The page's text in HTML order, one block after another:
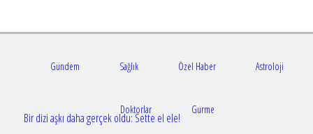
Bir dizi aşkı daha gerçek oldu: Sette el ele!
Gündem Sağlık Özel Haber Astroloji
Doktorlar Gurme